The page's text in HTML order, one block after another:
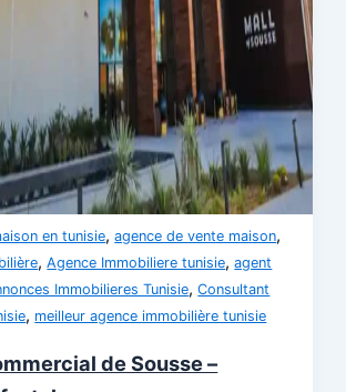
en tunisie,agence de vente maison,
,Agence Immobiliere tunisie,agent
Immobilieres Tunisie,Consultant
, meilleur agence immobilière tunisie
de Sousse –